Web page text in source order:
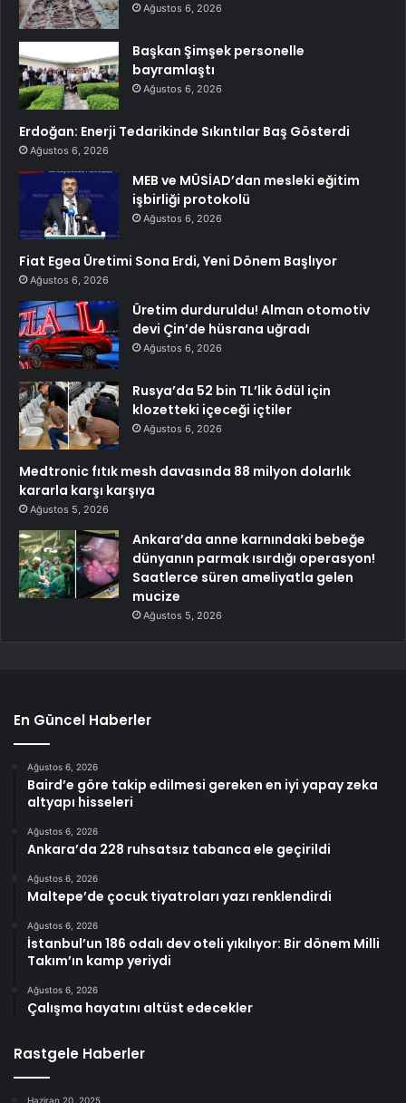
Ağustos 6, 2026
Başkan Şimşek personelle
bayramlaştı
Ağustos 6, 2026
Erdoğan: Enerji Tedarikinde Sıkıntılar Baş Gösterdi
Ağustos 6, 2026
MEB ve MÜSİAD’dan mesleki eğitim
işbirliği protokolü
Ağustos 6, 2026
Fiat Egea Üretimi Sona Erdi, Yeni Dönem Başlıyor
Ağustos 6, 2026
Üretim durduruldu! Alman otomotiv
devi Çin’de hüsrana uğradı
Ağustos 6, 2026
Rusya’da 52 bin TL’lik ödül için
klozetteki içeceği içtiler
Ağustos 6, 2026
Medtronic fıtık mesh davasında 88 milyon dolarlık
kararla karşı karşıya
Ağustos 5, 2026
Ankara’da anne karnındaki bebeğe
dünyanın parmak ısırdığı operasyon!
Saatlerce süren ameliyatla gelen
mucize
Ağustos 5, 2026
En Güncel Haberler
Ağustos 6, 2026
Baird’e göre takip edilmesi gereken en iyi yapay zeka
altyapı hisseleri
Ağustos 6, 2026
Ankara’da 228 ruhsatsız tabanca ele geçirildi
Ağustos 6, 2026
Maltepe’de çocuk tiyatroları yazı renklendirdi
Ağustos 6, 2026
İstanbul’un 186 odalı dev oteli yıkılıyor: Bir dönem Milli
Takım’ın kamp yeriydi
Ağustos 6, 2026
Çalışma hayatını altüst edecekler
Rastgele Haberler
Haziran 20, 2025